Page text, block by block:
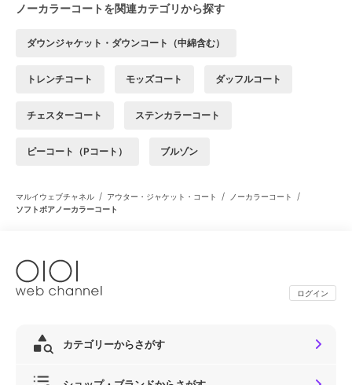
ノーカラーコートを関連カテゴリから探す
ダウンジャケット・ダウンコート（中綿含む）
トレンチコート モッズコート ダッフルコート
チェスターコート ステンカラーコート
ピーコート（Pコート） ブルゾン
マルイウェブチャネル / アウター・ジャケット・コート / ノーカラーコート /
ソフトボアノーカラーコート
ログイン
カテゴリーからさがす